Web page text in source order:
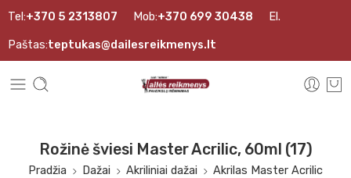
Tel:+370 5 2313807 Mob:+370 699 30438 El.
Paštas:teptukas@dailesreikmenys.lt
Rožinė šviesi Master Acrilic, 60ml (17)
Pradžia Dažai Akriliniai dažai Akrilas Master Acrilic